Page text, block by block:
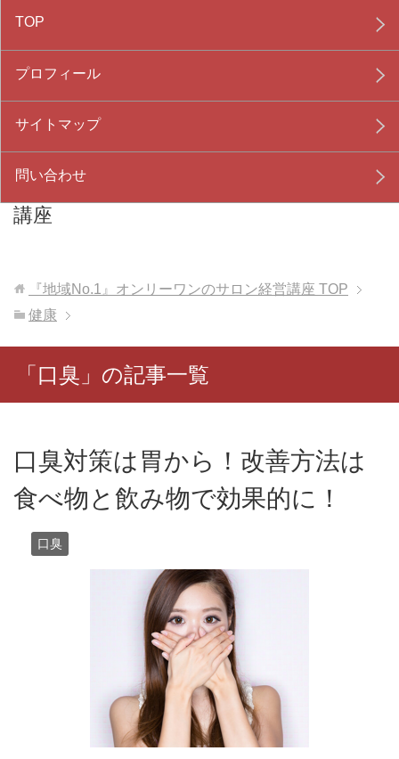
『地域No.1』オンリーワンのサロン経営
講座
TOP
プロフィール
サイトマップ
問い合わせ
『地域No.1』オンリーワンのサロン経営講座 TOP
健康
「口臭」の記事一覧
口臭対策は胃から！改善方法は
食べ物と飲み物で効果的に！
口臭